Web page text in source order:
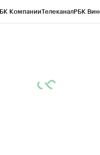
КомпанииТелеканалРБК